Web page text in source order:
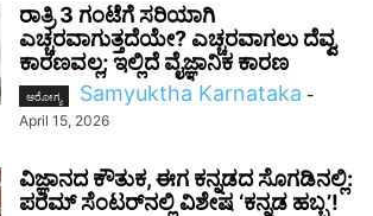
ರಾತ್ರಿ 3 ಗಂಟೆಗೆ ಸರಿಯಾಗಿ
ಎಚ್ಚರವಾಗುತ್ತದೆಯೇ? ಎಚ್ಚರವಾಗಲು ದೆವ್ವ
ಕಾರಣವಲ್ಲ; ಇಲ್ಲಿದೆ ವೈಜ್ಞಾನಿಕ ಕಾರಣ
ಆರೋಗ್ಯ Samyuktha Karnataka -
April 15, 2026
ವಿಜ್ಞಾನದ ಕೌತುಕ, ಈಗ ಕನ್ನಡದ ಸೊಗಡಿನಲ್ಲಿ:
ಪರಮ್ ಸೆಂಟರ್‌ನಲ್ಲಿ ವಿಶೇಷ ‘ಕನ್ನಡ ಹಬ್ಬ’!